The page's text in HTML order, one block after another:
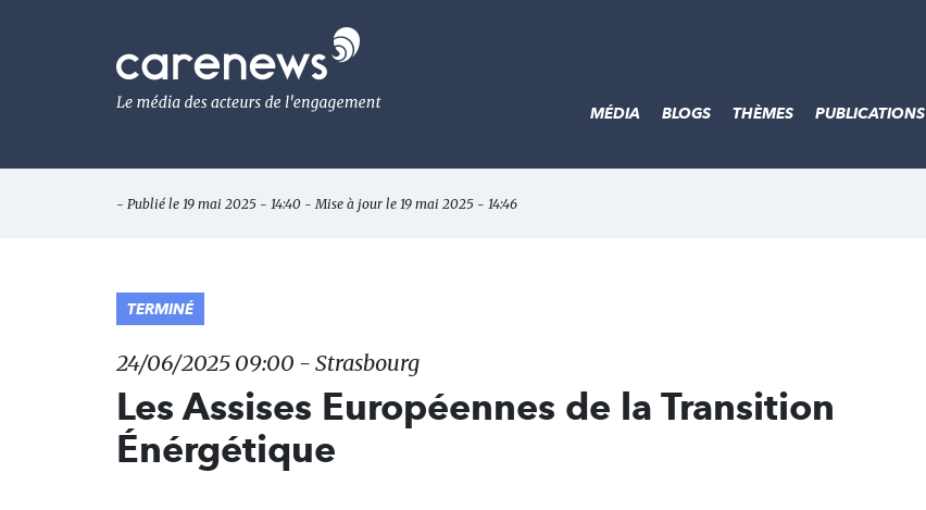
Le
média
de
l'engagement
MÉDIA BLOGS THÈMES PUBLICATIONS
- Publié le 19 mai 2025 - 14:40 - Mise à jour le 19 mai 2025 - 14:46
TERMINÉ
24/06/2025 09:00 - Strasbourg
Les Assises Européennes de la Transition
Énérgétique